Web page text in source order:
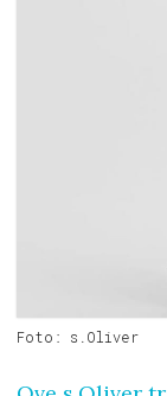
Foto: s.Oliver